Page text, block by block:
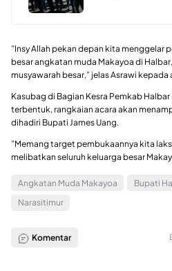
”Insy Allah pekan depan kita menggelar
besar angkatan muda Makayoa di
musyawarah besar,” jelas Asrawi
Kasubag di Bagian Kesra Pemkab
terbentuk, rangkaian acara akan
dihadiri Bupati James Uang.
”Memang target pembukaannya kita
melibatkan seluruh keluarga besar
Angkatan Muda Makayoa Bupati
Narasitimur
Komentar